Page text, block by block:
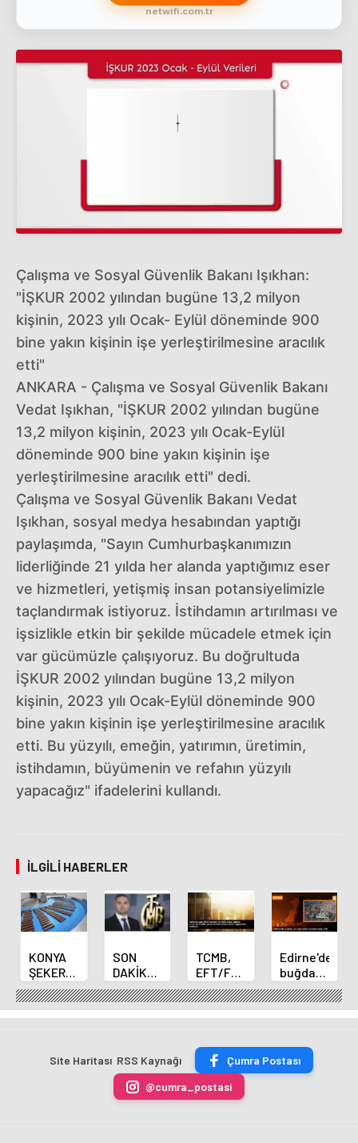
netwifi.com.tr
Çalışma ve Sosyal Güvenlik Bakanı Işıkhan:
"İŞKUR 2002 yılından bugüne 13,2 milyon
kişinin, 2023 yılı Ocak- Eylül döneminde 900
bine yakın kişinin işe yerleştirilmesine aracılık
etti"
ANKARA - Çalışma ve Sosyal Güvenlik Bakanı
Vedat Işıkhan, "İŞKUR 2002 yılından bugüne
13,2 milyon kişinin, 2023 yılı Ocak-Eylül
döneminde 900 bine yakın kişinin işe
yerleştirilmesine aracılık etti" dedi.
Çalışma ve Sosyal Güvenlik Bakanı Vedat
Işıkhan, sosyal medya hesabından yaptığı
paylaşımda, "Sayın Cumhurbaşkanımızın
liderliğinde 21 yılda her alanda yaptığımız eser
ve hizmetleri, yetişmiş insan potansiyelimizle
taçlandırmak istiyoruz. İstihdamın artırılması ve
işsizlikle etkin bir şekilde mücadele etmek için
var gücümüzle çalışıyoruz. Bu doğrultuda
İŞKUR 2002 yılından bugüne 13,2 milyon
kişinin, 2023 yılı Ocak-Eylül döneminde 900
bine yakın kişinin işe yerleştirilmesine aracılık
etti. Bu yüzyılı, emeğin, yatırımın, üretimin,
istihdamın, büyümenin ve refahın yüzyılı
yapacağız" ifadelerini kullandı.
İLGILI HABERLER
KONYA
ŞEKER
YILLIK 7
BİN 500
TON
ÜRETİLECEK
SON
DAKİKA
HABERİ:
Yeni
Merkez
Fatih
Karahan
oldu
TCMB,
EFT/FAST
işlemleri
için
fazla
uygulamasını
kaldırdı
Edirne'de
buğday
ve arpa
ekim
sezonu
erdi
Site Haritası RSS Kaynağı
Çumra Postası
@cumra_postasi